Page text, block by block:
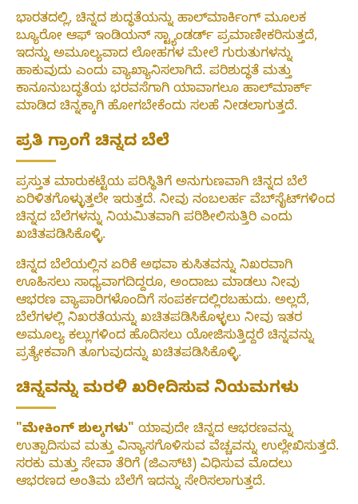
ಭಾರತದಲ್ಲಿ, ಚಿನ್ನದ ಶುದ್ಧತೆಯನ್ನು ಹಾಲ್‌ಮಾರ್ಕಿಂಗ್ ಮೂಲಕ
ಬ್ಯೂರೋ ಆಫ್ ಇಂಡಿಯನ್ ಸ್ಟ್ಯಾಂಡರ್ಡ್ ಪ್ರಮಾಣೀಕರಿಸುತ್ತದೆ,
ಇದನ್ನು ಅಮೂಲ್ಯವಾದ ಲೋಹಗಳ ಮೇಲೆ ಗುರುತುಗಳನ್ನು
ಹಾಕುವುದು ಎಂದು ವ್ಯಾಖ್ಯಾನಿಸಲಾಗಿದೆ. ಪರಿಶುದ್ಧತೆ ಮತ್ತು
ಕಾನೂನುಬದ್ಧತೆಯ ಭರವಸೆಗಾಗಿ ಯಾವಾಗಲೂ ಹಾಲ್‌ಮಾರ್ಕ್
ಮಾಡಿದ ಚಿನ್ನಕ್ಕಾಗಿ ಹೋಗಬೇಕೆಂದು ಸಲಹೆ ನೀಡಲಾಗುತ್ತದೆ.
ಪ್ರತಿ ಗ್ರಾಂಗೆ ಚಿನ್ನದ ಬೆಲೆ
ಪ್ರಸ್ತುತ ಮಾರುಕಟ್ಟೆಯ ಪರಿಸ್ಥಿತಿಗೆ ಅನುಗುಣವಾಗಿ ಚಿನ್ನದ ಬೆಲೆ
ಏರಿಳಿತಗೊಳ್ಳುತ್ತಲೇ ಇರುತ್ತದೆ. ನೀವು ನಂಬಲರ್ಹ ವೆಬ್‌ಸೈಟ್‌ಗಳಿಂದ
ಚಿನ್ನದ ಬೆಲೆಗಳನ್ನು ನಿಯಮಿತವಾಗಿ ಪರಿಶೀಲಿಸುತ್ತಿರಿ ಎಂದು
ಖಚಿತಪಡಿಸಿಕೊಳ್ಳಿ.
ಚಿನ್ನದ ಬೆಲೆಯಲ್ಲಿನ ಏರಿಕೆ ಅಥವಾ ಕುಸಿತವನ್ನು ನಿಖರವಾಗಿ
ಊಹಿಸಲು ಸಾಧ್ಯವಾಗದಿದ್ದರೂ, ಅಂದಾಜು ಮಾಡಲು ನೀವು
ಆಭರಣ ವ್ಯಾಪಾರಿಗಳೊಂದಿಗೆ ಸಂಪರ್ಕದಲ್ಲಿರಬಹುದು. ಅಲ್ಲದೆ,
ಬೆಲೆಗಳಲ್ಲಿ ನಿಖರತೆಯನ್ನು ಖಚಿತಪಡಿಸಿಕೊಳ್ಳಲು ನೀವು ಇತರ
ಅಮೂಲ್ಯ ಕಲ್ಲುಗಳಿಂದ ಹೊದಿಸಲು ಯೋಜಿಸುತ್ತಿದ್ದರೆ ಚಿನ್ನವನ್ನು
ಪ್ರತ್ಯೇಕವಾಗಿ ತೂಗುವುದನ್ನು ಖಚಿತಪಡಿಸಿಕೊಳ್ಳಿ.
ಚಿನ್ನವನ್ನು ಮರಳಿ ಖರೀದಿಸುವ ನಿಯಮಗಳು
"ಮೇಕಿಂಗ್ ಶುಲ್ಕಗಳು" ಯಾವುದೇ ಚಿನ್ನದ ಆಭರಣವನ್ನು
ಉತ್ಪಾದಿಸುವ ಮತ್ತು ವಿನ್ಯಾಸಗೊಳಿಸುವ ವೆಚ್ಚವನ್ನು ಉಲ್ಲೇಖಿಸುತ್ತದೆ.
ಸರಕು ಮತ್ತು ಸೇವಾ ತೆರಿಗೆ (ಜಿಎಸ್‌ಟಿ) ವಿಧಿಸುವ ಮೊದಲು
ಆಭರಣದ ಅಂತಿಮ ಬೆಲೆಗೆ ಇದನ್ನು ಸೇರಿಸಲಾಗುತ್ತದೆ.